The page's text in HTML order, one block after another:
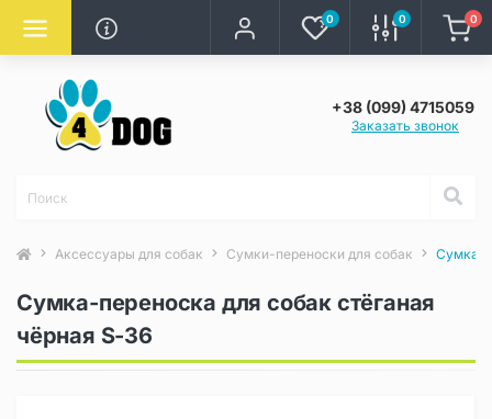
0 0 0
+38 (099) 4715059
Заказать звонок
Аксессуары для собак Сумки-переноски для собак Сумка-
Сумка-переноска для собак стёганая
чёрная S-36